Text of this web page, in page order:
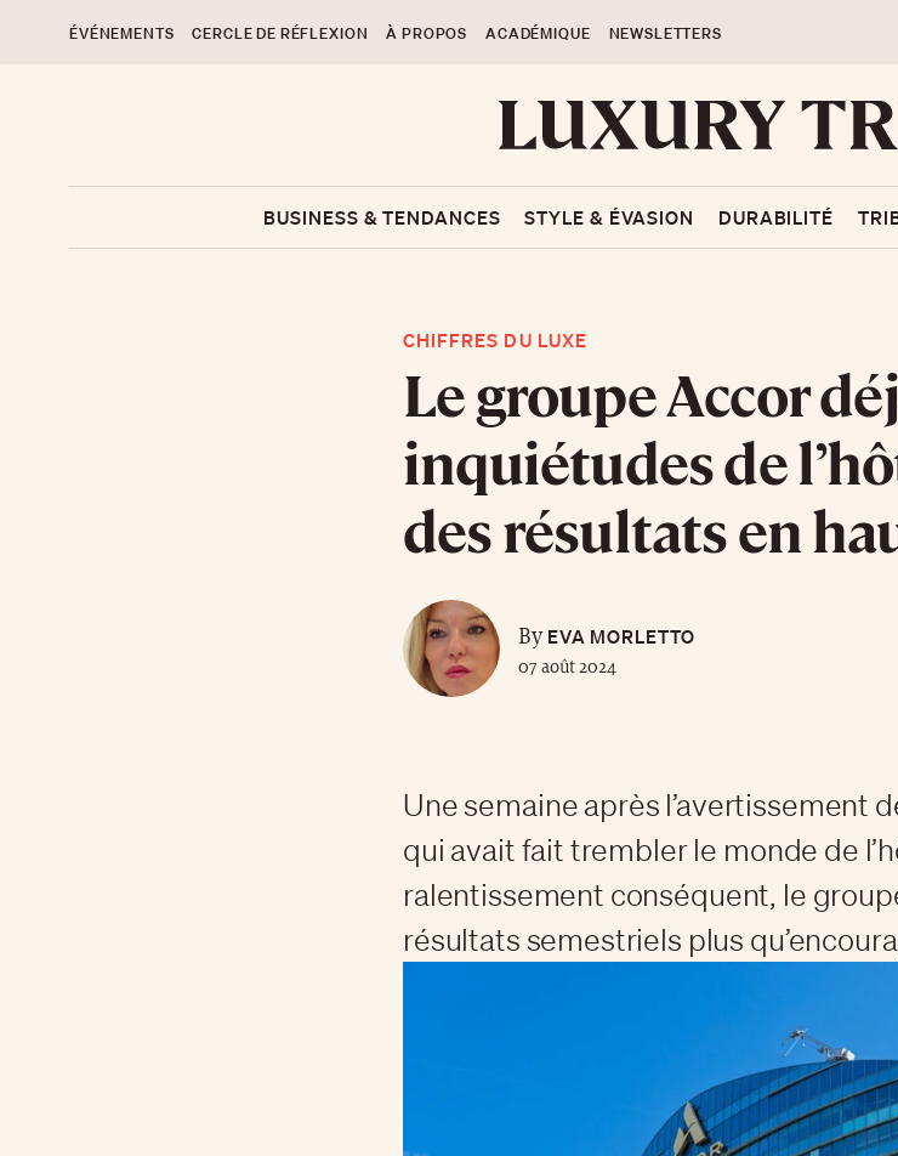
ÉVÉNEMENTS CERCLE DE RÉFLEXION À PROPOS ACADÉMIQUE NEWSLETTERS
BUSINESS & TENDANCES STYLE & ÉVASION DURABILITÉ
CHIFFRES DU LUXE
Le groupe Accor
inquiétudes de
des résultats en
ByEVA MORLETTO
07 août 2024
Une semaine après l’avertissement
qui avait fait trembler le monde de
ralentissement conséquent, le
résultats semestriels plus